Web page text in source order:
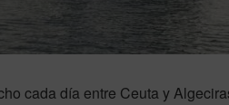
cada día entre Ceuta y